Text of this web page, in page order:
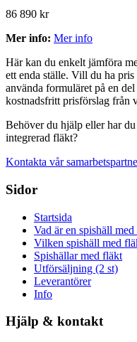
86 890 kr
Mer info: Mer info
Här kan du enkelt jämföra
ett enda ställe. Vill du ha
använda formuläret på en
kostnadsfritt prisförslag från
Behöver du hjälp eller har
integrerad fläkt?
Kontakta vår
Sidor
Startsida
Vad är en spishäll
Vilken spishäll med
Spishällar med fläkt
Utförsäljning (2 st)
Leverantörer
Info
Hjälp & kontakt